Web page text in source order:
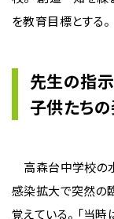
を教育目標とする。
先生の指
子供たち
高森台中学校の
感染拡大で突然の
覚えている。 「当